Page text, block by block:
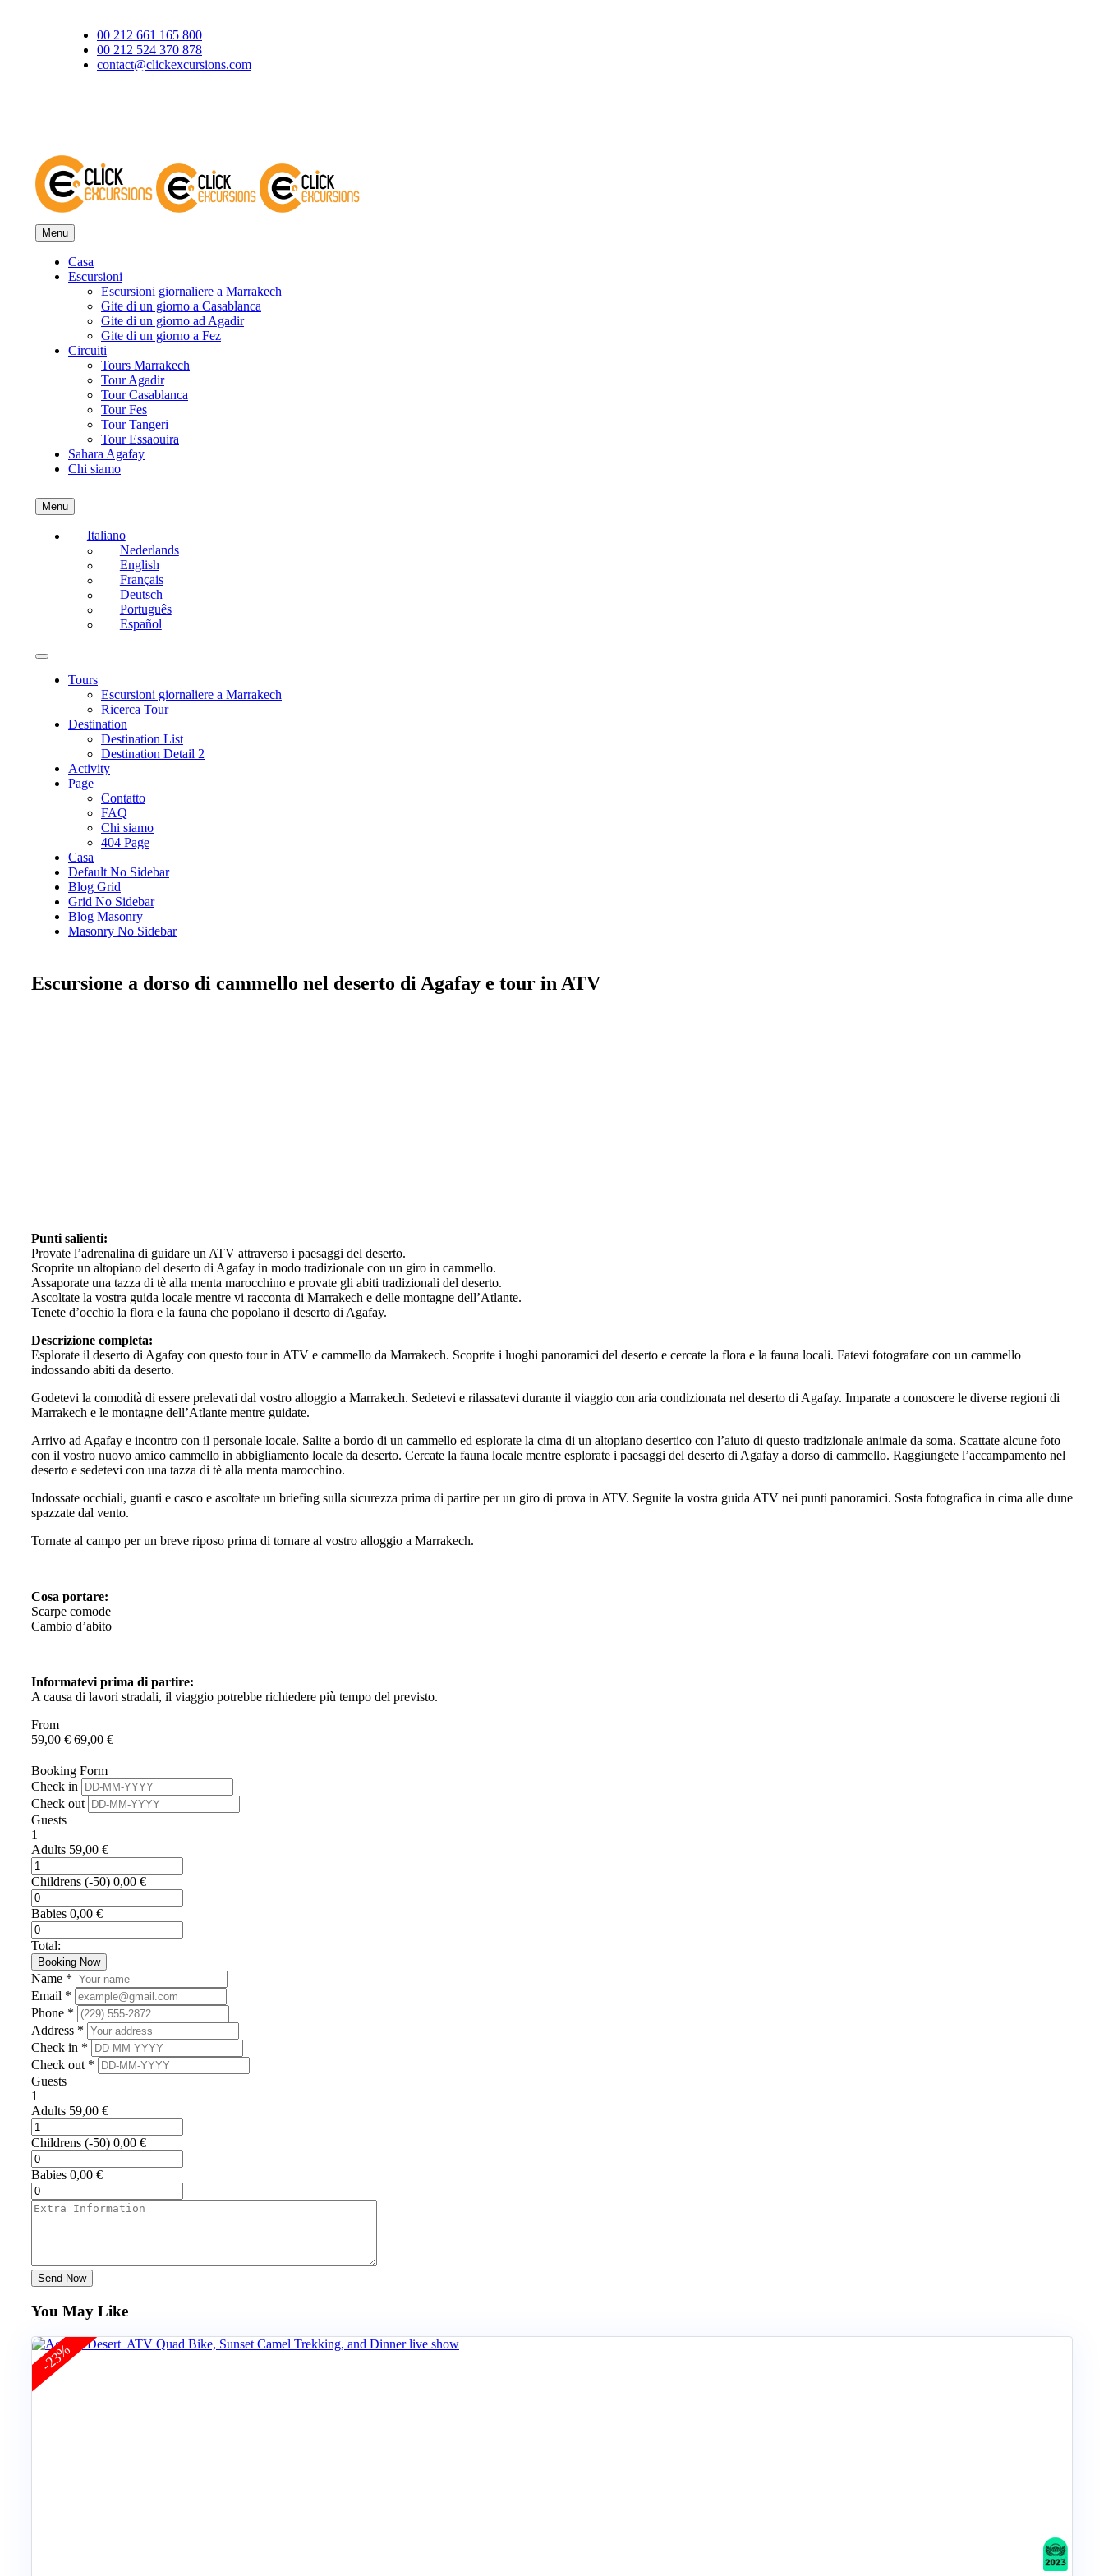
00 212 661 165 800
00 212 524 370 878
contact@clickexcursions.com
Menu
Casa
Escursioni
Escursioni giornaliere a Marrakech
Gite di un giorno a Casablanca
Gite di un giorno ad Agadir
Gite di un giorno a Fez
Circuiti
Tours Marrakech
Tour Agadir
Tour Casablanca
Tour Fes
Tour Tangeri
Tour Essaouira
Sahara Agafay
Chi siamo
Menu
Italiano
Nederlands
English
Français
Deutsch
Português
Español
Tours
Escursioni giornaliere a Marrakech
Ricerca Tour
Destination
Destination List
Destination Detail 2
Activity
Page
Contatto
FAQ
Chi siamo
404 Page
Casa
Default No Sidebar
Blog Grid
Grid No Sidebar
Blog Masonry
Masonry No Sidebar
Escursione a dorso di cammello nel deserto di Agafay e tour in ATV
Punti salienti:
Provate l’adrenalina di guidare un ATV attraverso i paesaggi del deserto.
Scoprite un altopiano del deserto di Agafay in modo tradizionale con un giro in cammello.
Assaporate una tazza di tè alla menta marocchino e provate gli abiti tradizionali del deserto.
Ascoltate la vostra guida locale mentre vi racconta di Marrakech e delle montagne dell’Atlante.
Tenete d’occhio la flora e la fauna che popolano il deserto di Agafay.
Descrizione completa:
Esplorate il deserto di Agafay con questo tour in ATV e cammello da Marrakech. Scoprite i luoghi panoramici del deserto e cercate la flora e la fauna locali. Fatevi fotografare con un cammello
indossando abiti da deserto.
Godetevi la comodità di essere prelevati dal vostro alloggio a Marrakech. Sedetevi e rilassatevi durante il viaggio con aria condizionata nel deserto di Agafay. Imparate a conoscere le diverse regioni di
Marrakech e le montagne dell’Atlante mentre guidate.
Arrivo ad Agafay e incontro con il personale locale. Salite a bordo di un cammello ed esplorate la cima di un altopiano desertico con l’aiuto di questo tradizionale animale da soma. Scattate alcune foto
con il vostro nuovo amico cammello in abbigliamento locale da deserto. Cercate la fauna locale mentre esplorate i paesaggi del deserto di Agafay a dorso di cammello. Raggiungete l’accampamento nel
deserto e sedetevi con una tazza di tè alla menta marocchino.
Indossate occhiali, guanti e casco e ascoltate un briefing sulla sicurezza prima di partire per un giro di prova in ATV. Seguite la vostra guida ATV nei punti panoramici. Sosta fotografica in cima alle dune
spazzate dal vento.
Tornate al campo per un breve riposo prima di tornare al vostro alloggio a Marrakech.
Cosa portare:
Scarpe comode
Cambio d’abito
Informatevi prima di partire:
A causa di lavori stradali, il viaggio potrebbe richiedere più tempo del previsto.
From
59,00 € 69,00 €
Booking Form
Check in
Check out
Guests
1
Adults 59,00 €
Childrens (-50) 0,00 €
Babies 0,00 €
Total:
Booking Now
Name *
Email *
Phone *
Address *
Check in *
Check out *
Guests
1
Adults 59,00 €
Childrens (-50) 0,00 €
Babies 0,00 €
Send Now
You May Like
-23%